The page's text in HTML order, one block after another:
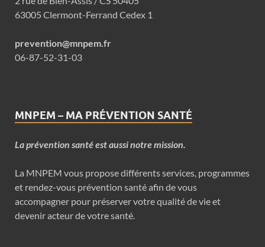
63005 Clermont-Ferrand Cedex 1
prevention@mnpem.fr
06-87-52-31-03
MNPEM – MA PRÉVENTION SANTÉ
La prévention santé est aussi notre mission.
La MNPEM vous propose différents services, programmes
et rendez-vous prévention santé afin de vous
accompagner pour préserver votre qualité de vie et
devenir acteur de votre santé.